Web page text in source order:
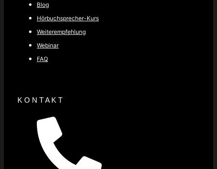
Blog
Hörbuchsprecher-Kurs
Weiterempfehlung
Webinar
FAQ
K O N T A K T